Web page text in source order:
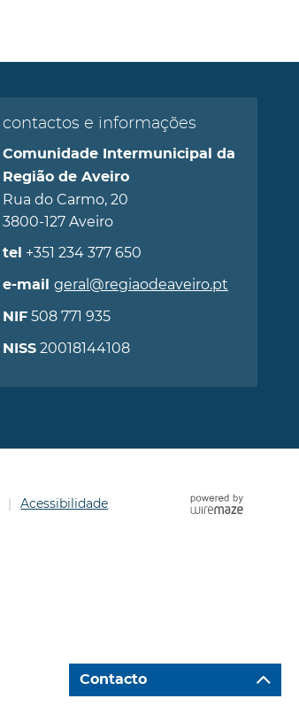
contactos e informações
Comunidade Intermunicipal da
Região de Aveiro
Rua do Carmo, 20
3800-127 Aveiro
tel +351 234 377 650
e-mail geral@regiaodeaveiro.pt
NIF508 771 935
NISS20018144108
Acessibilidade
Contacto